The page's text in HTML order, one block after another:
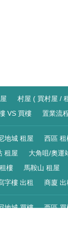
村屋 ( 買村屋 /
VS 買樓 置業流
地城 租屋 西區 租
租屋 大角咀/奧運
樓 馬鞍山 租屋
字樓 出租 商廈 出
地城 買樓 西區 買